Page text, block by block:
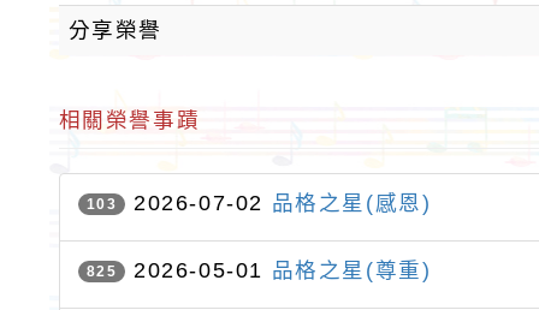
分享榮譽
相關榮譽事蹟
103 2026-07-02 品格之星(感恩)
825 2026-05-01 品格之星(尊重)